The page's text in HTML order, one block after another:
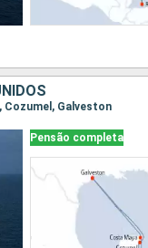
Cozumel, Galveston
Pensão completa